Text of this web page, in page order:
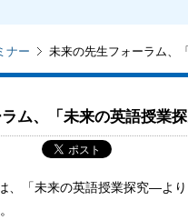
ナー 未来の先生フォーラム、
ム、「未来の英語授業
、「未来の英語授業探究―よ